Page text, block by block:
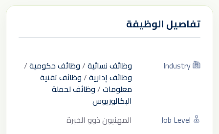
تفاصيل الوظيفة
Industry وظائف نسائية/وظائف حكومية/
وظائف إدارية/وظائف تقنية
معلومات/وظائف لحملة
البكالوريوس
Job Level
المهنيون ذوو الخبرة